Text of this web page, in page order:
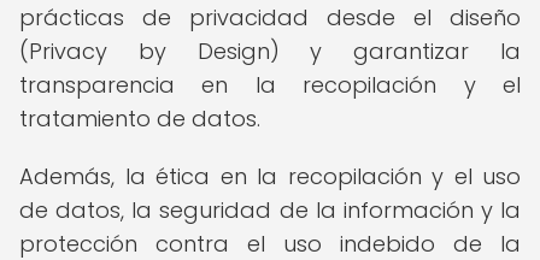
prácticas de privacidad desde el diseño
(Privacy by Design) y garantizar la
transparencia en la recopilación y el
tratamiento de datos.
Además, la ética en la recopilación y el uso
de datos, la seguridad de la información y la
protección contra el uso indebido de la